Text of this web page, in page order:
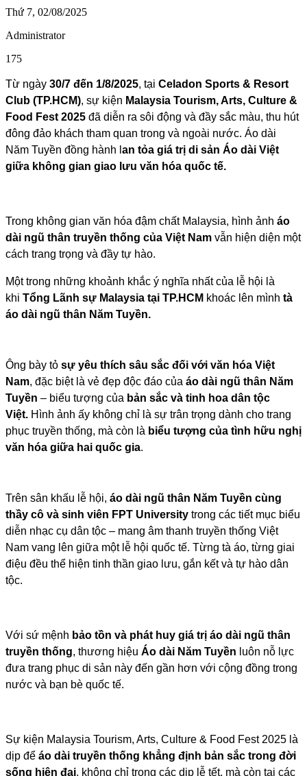
Thứ 7, 02/08/2025
Administrator
175
Từ ngày 30/7 đến 1/8/2025, tại Celadon Sports & Resort
Club (TP.HCM), sự kiện Malaysia Tourism, Arts, Culture &
Food Fest 2025 đã diễn ra sôi động và đầy sắc màu, thu hút
đông đảo khách tham quan trong và ngoài nước. Áo dài
Năm Tuyền đồng hành l an tỏa giá trị di sản Áo dài Việt
giữa không gian giao lưu văn hóa quốc tế.
Trong không gian văn hóa đậm chất Malaysia, hình ảnh áo
dài ngũ thân truyền thống của Việt Nam vẫn hiện diện một
cách trang trọng và đầy tự hào.
Một trong những khoảnh khắc ý nghĩa nhất của lễ hội là
khi Tổng Lãnh sự Malaysia tại TP.HCM khoác lên mình tà
áo dài ngũ thân Năm Tuyền.
Ông bày tỏ sự yêu thích sâu sắc đối với văn hóa Việt
Nam, đặc biệt là vẻ đẹp độc đáo của áo dài ngũ thân Năm
Tuyền – biểu tượng của bản sắc và tinh hoa dân tộc
Việt. Hình ảnh ấy không chỉ là sự trân trọng dành cho trang
phục truyền thống, mà còn là biểu tượng của tình hữu nghị
văn hóa giữa hai quốc gia.
Trên sân khấu lễ hội, áo dài ngũ thân Năm Tuyền cùng
thầy cô và sinh viên FPT University trong các tiết mục biểu
diễn nhạc cụ dân tộc – mang âm thanh truyền thống Việt
Nam vang lên giữa một lễ hội quốc tế. Từng tà áo, từng giai
điệu đều thể hiện tinh thần giao lưu, gắn kết và tự hào dân
tộc.
Với sứ mệnh bảo tồn và phát huy giá trị áo dài ngũ thân
truyền thống, thương hiệu Áo dài Năm Tuyền luôn nỗ lực
đưa trang phục di sản này đến gần hơn với cộng đồng trong
nước và bạn bè quốc tế.
Sự kiện Malaysia Tourism, Arts, Culture & Food Fest 2025 là
dịp để áo dài truyền thống khẳng định bản sắc trong đời
sống hiện đại, không chỉ trong các dịp lễ tết, mà còn tại các